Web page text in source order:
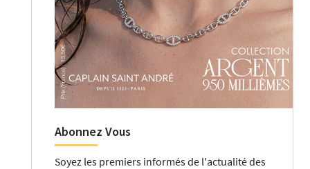
Abonnez Vous
Soyez les premiers informés de l'actualité des